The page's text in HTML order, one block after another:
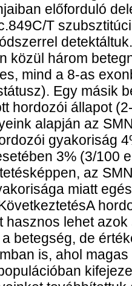
előforduló
T
közül három
mind a 8-as
Egy másik
hordozói állapot
alapján az
gyakoriság
3% (3/100
az
miatt
hasznos lehet
betegség, de
is, ahol